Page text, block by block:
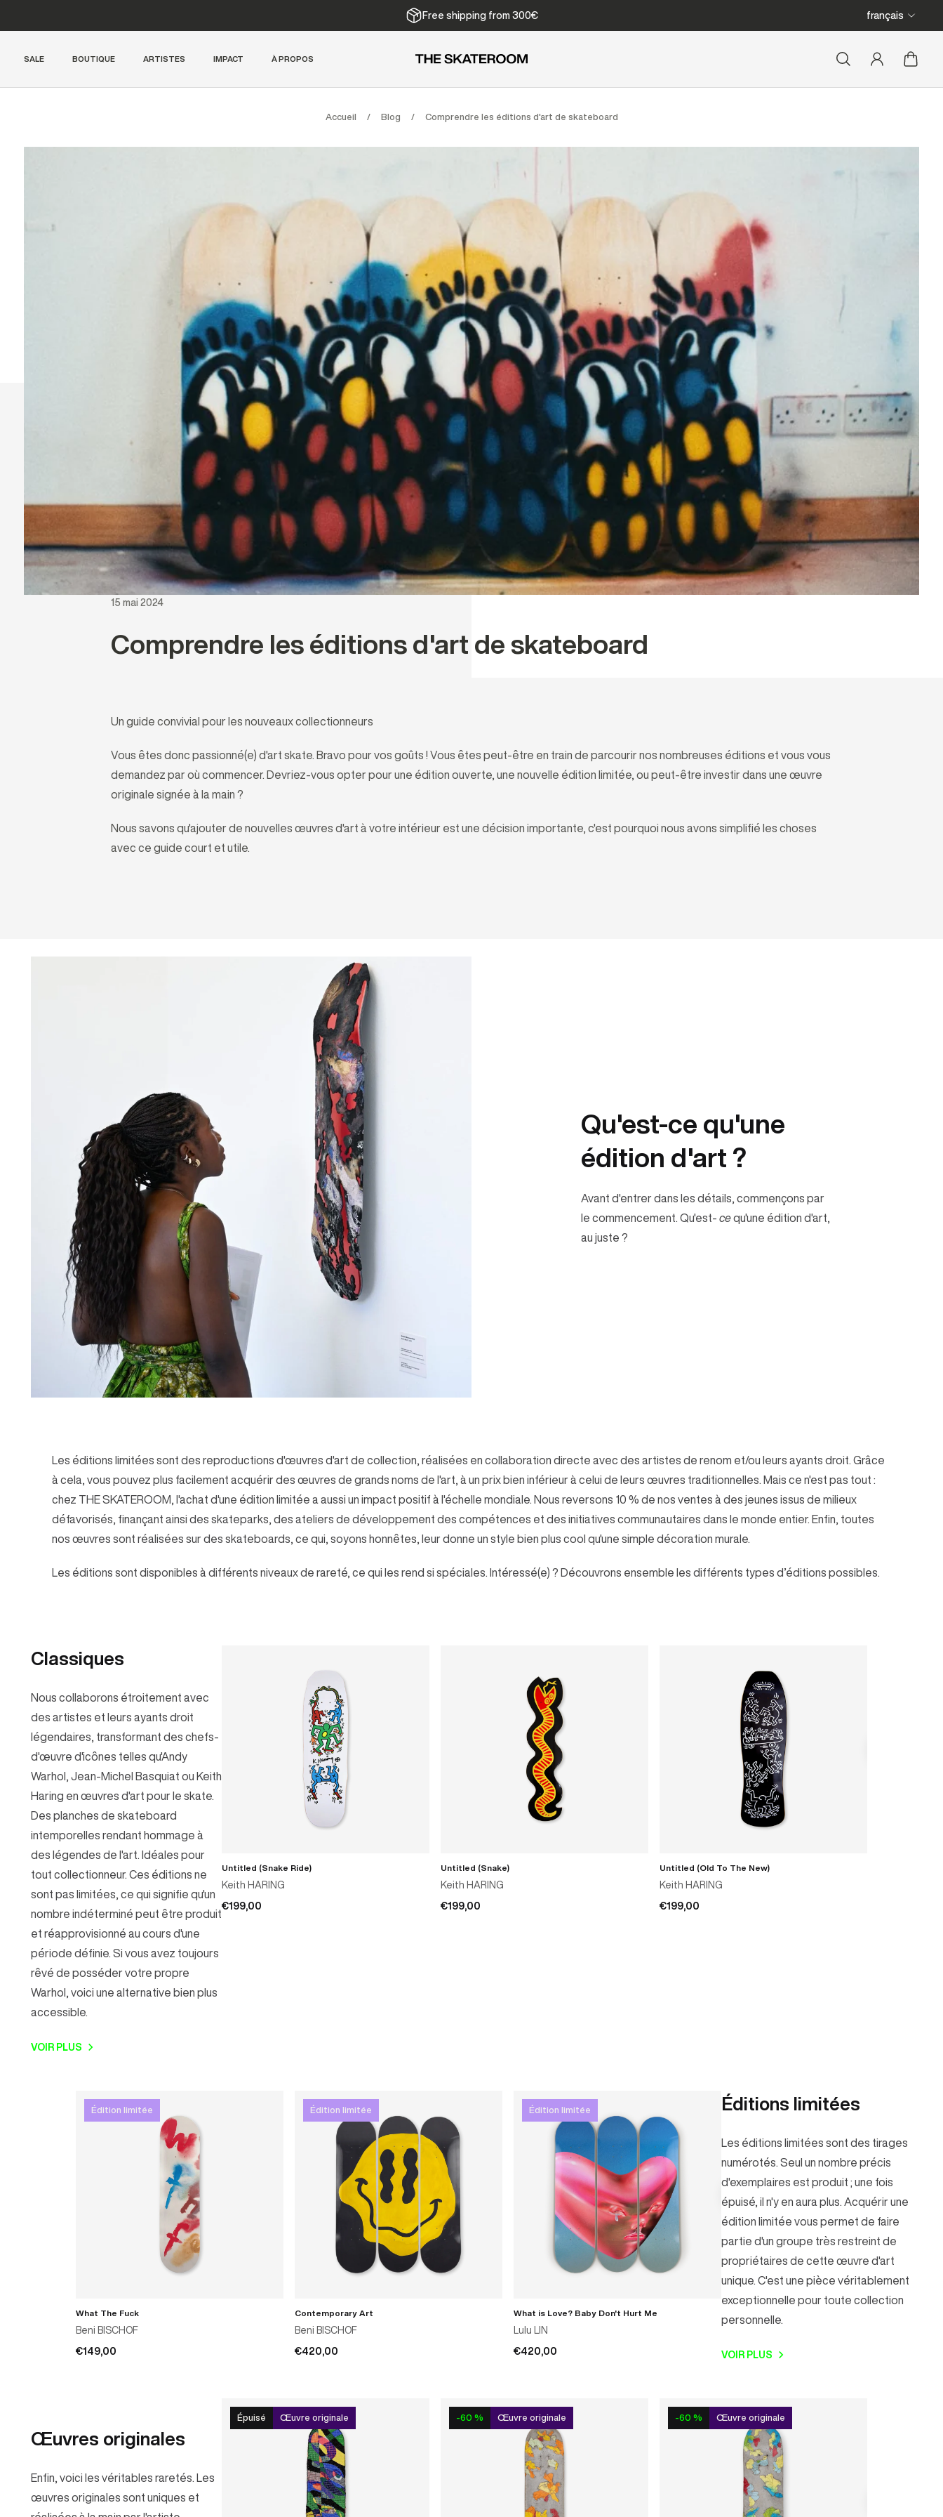
We ship from Belgium français
SALE BOUTIQUE ARTISTES IMPACT À PROPOS
Accueil / Blog / Comprendre les éditions d'art de skateboard
15 mai 2024
Comprendre les éditions d'art de skateboard
Un guide convivial pour les nouveaux collectionneurs
Vous êtes donc passionné(e) d'art skate. Bravo pour vos goûts ! Vous êtes peut-être en train de parcourir nos nombreuses éditions et vous vous
demandez par où commencer. Devriez-vous opter pour une édition ouverte, une nouvelle édition limitée, ou peut-être investir dans une œuvre
originale signée à la main ?
Nous savons qu'ajouter de nouvelles œuvres d'art à votre intérieur est une décision importante, c'est pourquoi nous avons simplifié les choses
avec ce guide court et utile.
Qu'est-ce qu'une
édition d'art ?
Avant d'entrer dans les détails, commençons par
le commencement. Qu'est- cequ'une édition d'art,
au juste ?
Les éditions limitées sont des reproductions d'œuvres d'art de collection, réalisées en collaboration directe avec des artistes de renom et/ou leurs ayants droit. Grâce
à cela, vous pouvez plus facilement acquérir des œuvres de grands noms de l'art, à un prix bien inférieur à celui de leurs œuvres traditionnelles. Mais ce n'est pas tout :
chez THE SKATEROOM, l'achat d'une édition limitée a aussi un impact positif à l'échelle mondiale. Nous reversons 10 % de nos ventes à des jeunes issus de milieux
défavorisés, finançant ainsi des skateparks, des ateliers de développement des compétences et des initiatives communautaires dans le monde entier. Enfin, toutes
nos œuvres sont réalisées sur des skateboards, ce qui, soyons honnêtes, leur donne un style bien plus cool qu'une simple décoration murale.
Les éditions sont disponibles à différents niveaux de rareté, ce qui les rend si spéciales. Intéressé(e) ? Découvrons ensemble les différents types d’éditions possibles.
Classiques
Nous collaborons étroitement avec
des artistes et leurs ayants droit
légendaires, transformant des chefs-
d'œuvre d'icônes telles qu'Andy
Warhol, Jean-Michel Basquiat ou Keith
Haring en œuvres d'art pour le skate.
Des planches de skateboard
intemporelles rendant hommage à
des légendes de l'art. Idéales pour
tout collectionneur. Ces éditions ne
sont pas limitées, ce qui signifie qu'un
nombre indéterminé peut être produit
et réapprovisionné au cours d'une
période définie. Si vous avez toujours
rêvé de posséder votre propre
Warhol, voici une alternative bien plus
accessible.
VOIR PLUS
AJOUTER AU PANIER
Untitled (Snake Ride)
Keith HARING
€199,00
AJOUTER AU PANIER
Untitled (Snake)
Keith HARING
€199,00
AJOUTER AU PANIER
Untitled (Old To The New)
Keith HARING
€199,00
Éditions limitées
Les éditions limitées sont des tirages
numérotés. Seul un nombre précis
d'exemplaires est produit ; une fois
épuisé, il n'y en aura plus. Acquérir une
édition limitée vous permet de faire
partie d'un groupe très restreint de
propriétaires de cette œuvre d'art
unique. C'est une pièce véritablement
exceptionnelle pour toute collection
personnelle.
VOIR PLUS
AJOUTER AU PANIER
Édition limitée
What The Fuck
Beni BISCHOF
€149,00
AJOUTER AU PANIER
Édition limitée
Contemporary Art
Beni BISCHOF
€420,00
AJOUTER AU PANIER
Édition limitée
What is Love? Baby Don't Hurt Me
Lulu LIN
€420,00
Édition limitée
€149,00
Œuvres originales
Enfin, voici les véritables raretés. Les
œuvres originales sont uniques et
Épuisé Œuvre originale -60 % Œuvre originale -60 % Œuvre originale